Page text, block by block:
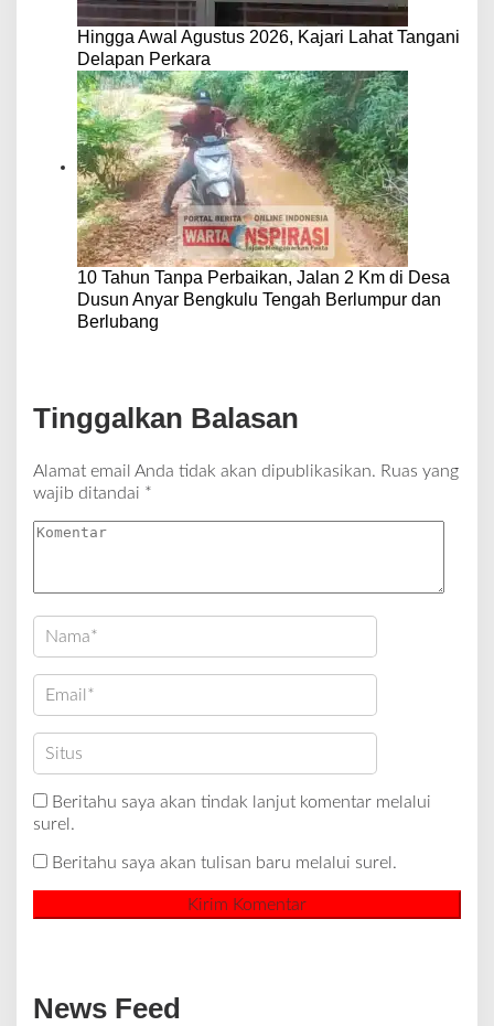
Hingga Awal Agustus 2026, Kajari Lahat Tangani
Delapan Perkara
10 Tahun Tanpa Perbaikan, Jalan 2 Km di Desa
Dusun Anyar Bengkulu Tengah Berlumpur dan
Berlubang
Tinggalkan Balasan
Alamat email Anda tidak akan dipublikasikan. Ruas yang
wajib ditandai *
Beritahu saya akan tindak lanjut komentar melalui
surel.
Beritahu saya akan tulisan baru melalui surel.
News Feed